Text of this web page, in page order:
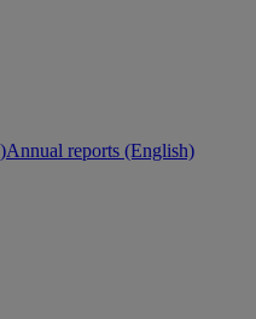
Annual reports (English)